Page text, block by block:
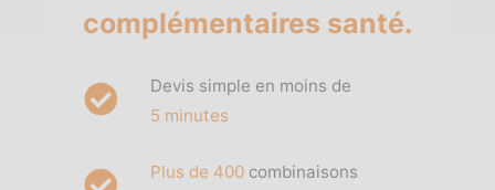
complémentaires santé.
Devis simple en moins de
5 minutes
Plus de 400 combinaisons